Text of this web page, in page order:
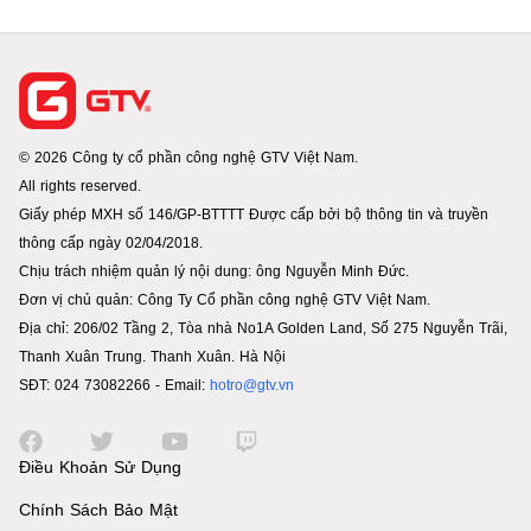
© 2026 Công ty cổ phần công nghệ GTV Việt Nam.
All rights reserved.
Giấy phép MXH số 146/GP-BTTTT Được cấp bởi bộ thông tin và truyền
thông cấp ngày 02/04/2018.
Chịu trách nhiệm quản lý nội dung: ông Nguyễn Minh Đức.
Đơn vị chủ quản: Công Ty Cổ phần công nghệ GTV Việt Nam.
Địa chỉ: 206/02 Tầng 2, Tòa nhà No1A Golden Land, Số 275 Nguyễn Trãi,
Thanh Xuân Trung. Thanh Xuân. Hà Nội
SĐT: 024 73082266 - Email: hotro@gtv.vn
Điều Khoản Sử Dụng
Chính Sách Bảo Mật